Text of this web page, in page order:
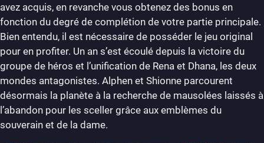
avez acquis, en revanche vous obtenez des bonus en
fonction du degré de complétion de votre partie principale.
Bien entendu, il est nécessaire de posséder le jeu original
pour en profiter. Un an s’est écoulé depuis la victoire du
groupe de héros et l’unification de Rena et Dhana, les deux
mondes antagonistes. Alphen et Shionne parcourent
désormais la planète à la recherche de mausolées laissés à
l’abandon pour les sceller grâce aux emblèmes du
souverain et de la dame.